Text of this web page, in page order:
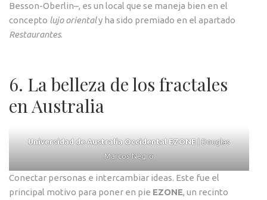
Besson-Oberlin–, es un local que se maneja bien en el
concepto lujo orientaly ha sido premiado en el apartado
Restaurantes.
6. La belleza de los fractales
en Australia
Universidad de Australia Occidental EZONE| Douglas
Marcos Negro
Conectar personas e intercambiar ideas. Este fue el
principal motivo para poner en pie EZONE, un recinto